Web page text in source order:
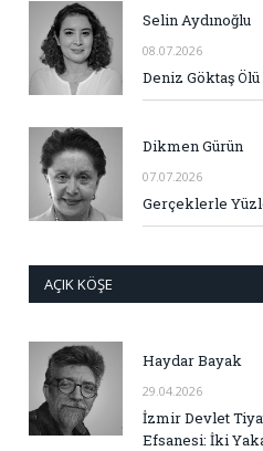
Selin Aydınoğlu
08.07.2026
Deniz Göktaş
Dikmen Gürün
07.07.2026
Gerçeklerle
AÇIK KÖŞE
Haydar Bayak
29.04.2026
İzmir Devlet
Efsanesi: İki